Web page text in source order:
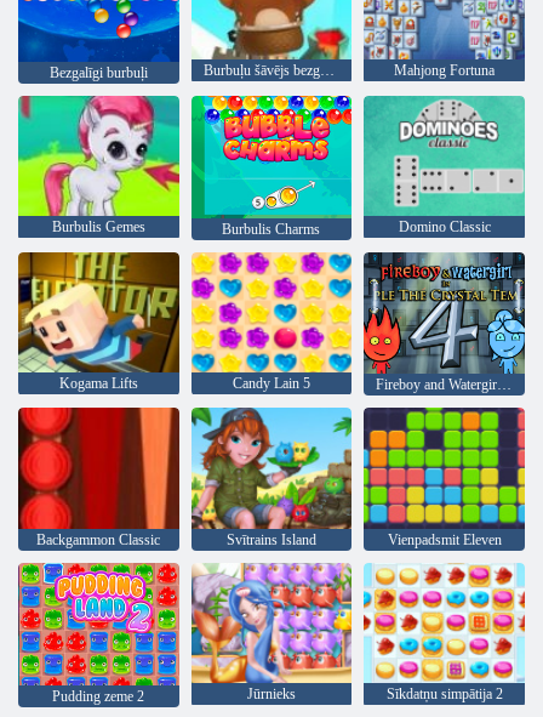
Bezgalīgi burbuļi Burbuļu šāvējs bezgalīgs Mahjong Fortuna
Burbulis Gemes Burbulis Charms Domino Classic
Kogama Lifts Candy Lain 5 Fireboy and Watergirl 4: Kristāla templis
Backgammon Classic Svītrains Island Vienpadsmit Eleven
Pudding zeme 2 Jūrnieks Sīkdatņu simpātija 2